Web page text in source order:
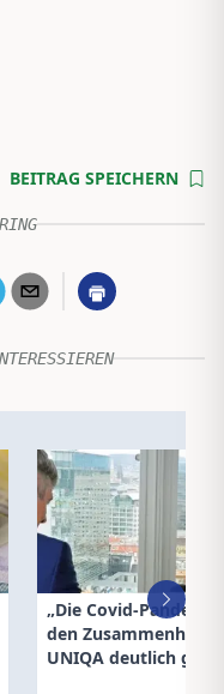
BEITRAG SPEICHERN
„Die Covid-
den Zusammenhalt
UNIQA deutlich